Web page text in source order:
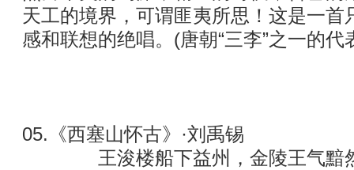
天工的境界，可谓匪夷所思！这是一首
感和联想的绝唱。(唐朝“三李”之一的代
05.《西塞山怀古》·刘禹锡
王浚楼船下益州，金陵王气黯